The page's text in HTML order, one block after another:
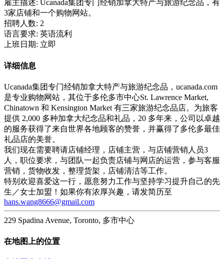
雇主描述: Ucanada集团专门经销加拿大特产与旅游纪念品，有
3家店铺和一个购物网站。
招聘人数: 2
语言要求: 英语流利
上班日期: 立即
详细信息
Ucanada集团专门经销加拿大特产与旅游纪念品，ucanada.com
是专业购物网站，其位于多伦多市中心St. Lawrence Market,
Chinatown 和 Kensington Market 有三家旅游纪念品店。为旅客
提供 2,000 多种加拿大纪念品和礼品，20 多年来，公司以卓越
的服务获得了来自世界各地顾客的赞誉，并赢得了多伦多最佳
礼品店的美誉。
我们现在需要聘请店铺经理，店铺主营，与店铺营销人员3
人，职位要求，与团队一起负责店铺与网店的运营，参与客服
营销，货物收发，整理货架，店铺清洁等工作。
特别欢迎喜爱这一行，愿意努力工作与坚持学习提升自己的先
生／女士加盟！如果你有浓厚兴趣，请发简历至
hans.wang8666@gmail.com
229 Spadina Avenue, Toronto, 多市中心
在地图上的位置